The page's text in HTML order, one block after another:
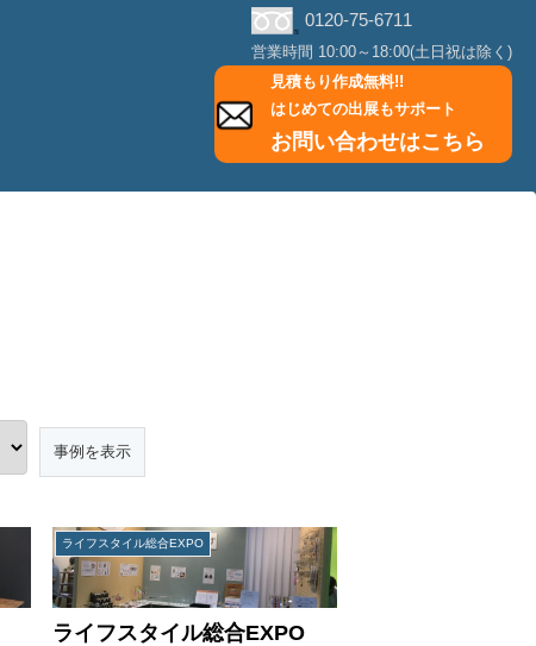
0120-75-6711
営業時間 10:00～18:00(土日祝は除く)
見積もり作成無料!!
はじめての出展もサポート
お問い合わせはこちら
ライフスタイル総合EXPO
ライフスタイル総合EXPO